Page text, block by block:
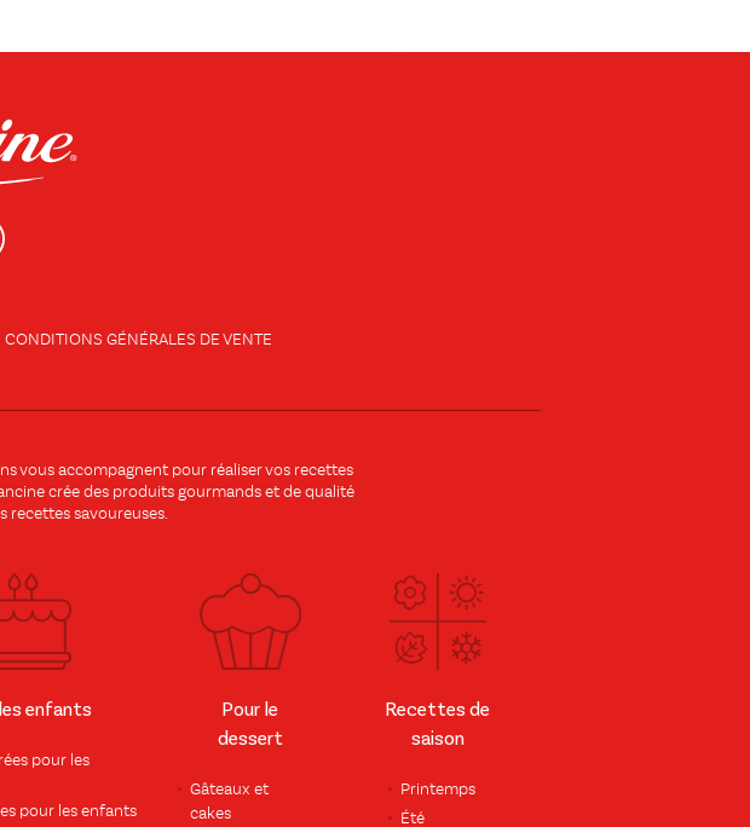
CONDITIONS GÉNÉRALES DE VENTE
vous accompagnent pour réaliser vos recettes
crée des produits gourmands et de qualité
recettes savoureuses.
enfants
pour les
pour les enfants
Pour le
dessert
Gâteaux et
cakes
Recettes de
saison
Printemps
Été